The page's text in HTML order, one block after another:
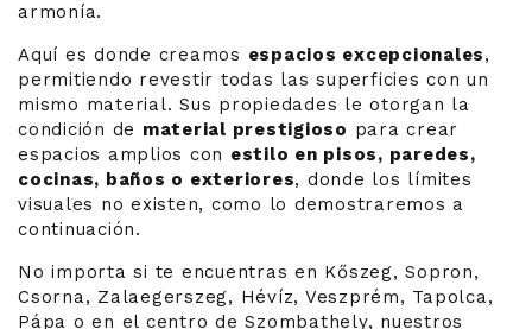
armonía.
Aquí es donde creamos espacios excepcionales,
permitiendo revestir todas las superficies con un
mismo material. Sus propiedades le otorgan la
condición de material prestigioso para crear
espacios amplios con estilo en pisos, paredes,
cocinas, baños o exteriores, donde los límites
visuales no existen, como lo demostraremos a
continuación.
No importa si te encuentras en Kőszeg, Sopron,
Csorna, Zalaegerszeg, Hévíz, Veszprém, Tapolca,
Pápa o en el centro de Szombathely, nuestros